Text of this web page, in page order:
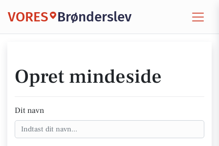
VORES Brønderslev
Opret mindeside
Dit navn